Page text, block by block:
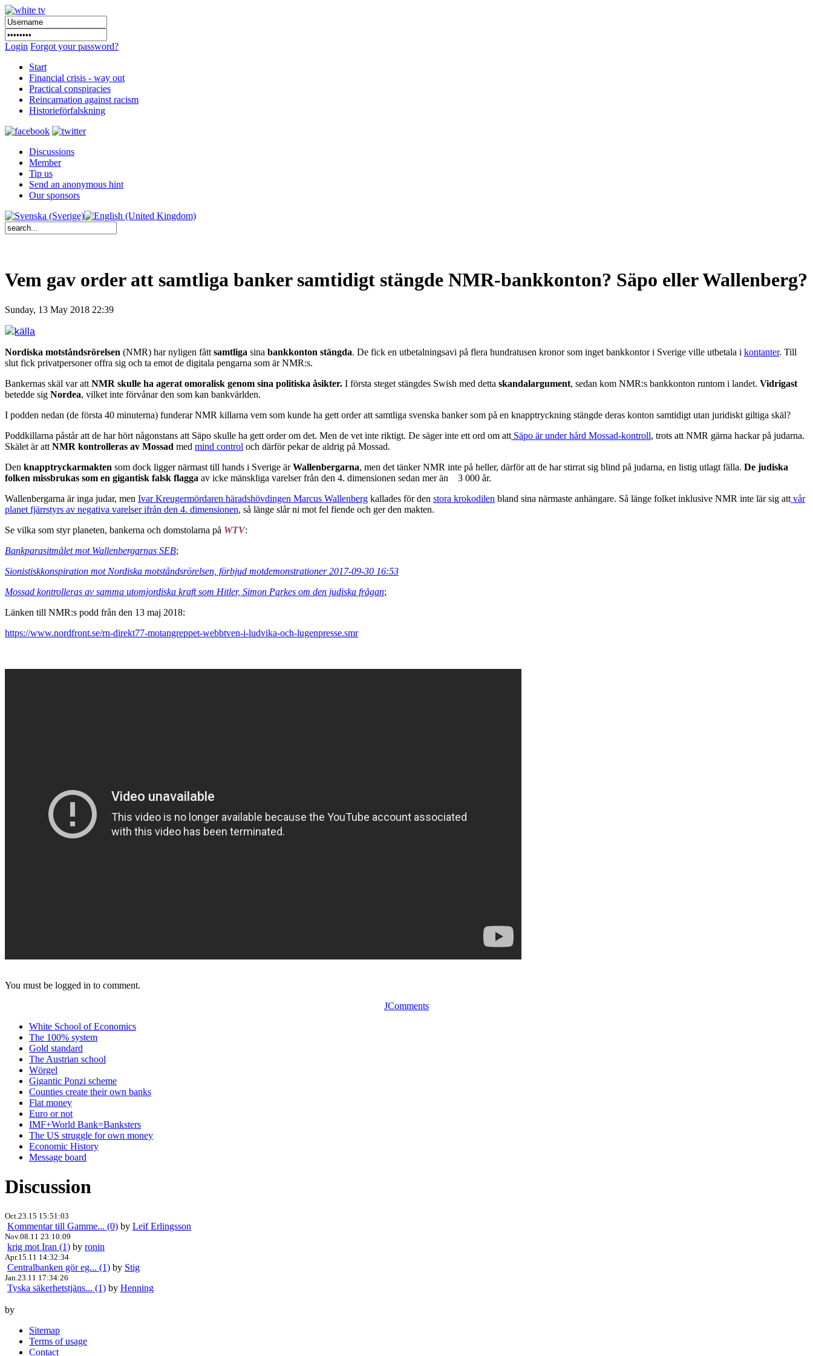
Login Forgot your password?
Start
Financial crisis - way out
Practical conspiracies
Reincarnation against racism
Historieförfalskning
Discussions
Member
Tip us
Send an anonymous hint
Our sponsors
Vem gav order att samtliga banker samtidigt stängde NMR-bankkonton? Säpo eller Wallenberg?
Sunday, 13 May 2018 22:39
källa
Nordiska motståndsrörelsen (NMR) har nyligen fått samtliga sina bankkonton stängda. De fick en utbetalningsavi på flera hundratusen kronor som inget bankkontor i Sverige ville utbetala i kontanter. Till
slut fick privatpersoner offra sig och ta emot de digitala pengarna som är NMR:s.
Bankernas skäl var att NMR skulle ha agerat omoralisk genom sina politiska åsikter. I första steget stängdes Swish med detta skandalargument, sedan kom NMR:s bankkonton runtom i landet. Vidrigast
betedde sig Nordea, vilket inte förvånar den som kan bankvärlden.
I podden nedan (de första 40 minuterna) funderar NMR killarna vem som kunde ha gett order att samtliga svenska banker som på en knapptryckning stängde deras konton samtidigt utan juridiskt giltiga skäl?
Poddkillarna påstår att de har hört någonstans att Säpo skulle ha gett order om det. Men de vet inte riktigt. De säger inte ett ord om att Säpo är under hård Mossad-kontroll, trots att NMR gärna hackar på judarna.
Skälet är att NMR kontrolleras av Mossad med mind control och därför pekar de aldrig på Mossad.
Den knapptryckarmakten som dock ligger närmast till hands i Sverige ärWallenbergarna, men det tänker NMR inte på heller, därför att de har stirrat sig blind på judarna, en listig utlagt fälla. De judiska
folken missbrukas som en gigantisk falsk flagga av icke mänskliga varelser från den 4. dimensionen sedan mer än 3 000 år.
Wallenbergarna är inga judar, men Ivar Kreugermördaren häradshövdingen Marcus Wallenberg kallades för den stora krokodilen bland sina närmaste anhängare. Så länge folket inklusive NMR inte lär sig att vår
planet fjärrstyrs av negativa varelser ifrån den 4. dimensionen, så länge slår ni mot fel fiende och ger den makten.
Se vilka som styr planeten, bankerna och domstolarna på WTV:
Bankparasitmålet mot Wallenbergarnas SEB;
Sionistiskkonspiration mot Nordiska motståndsrörelsen, förbjud motdemonstrationer 2017-09-30 16:53
Mossad kontrolleras av samma utomjordiska kraft som Hitler, Simon Parkes om den judiska frågan;
Länken till NMR:s podd från den 13 maj 2018:
https://www.nordfront.se/rn-direkt77-motangreppet-webbtven-i-ludvika-och-lugenpresse.smr
You must be logged in to comment.
JComments
White School of Economics
The 100% system
Gold standard
The Austrian school
Wörgel
Gigantic Ponzi scheme
Counties create their own banks
Flat money
Euro or not
IMF+World Bank=Banksters
The US struggle for own money
Economic History
Message board
Discussion
Oct.23.15 15:51:03
Kommentar till Gamme... (0) by Leif Erlingsson
Nov.08.11 23:10:09
krig mot Iran (1) by ronin
Apr.15.11 14:32:34
Centralbanken gör eg... (1) by Stig
Jan.23.11 17:34:26
Tyska säkerhetstjäns... (1) by Henning
by
Sitemap
Terms of usage
Contact